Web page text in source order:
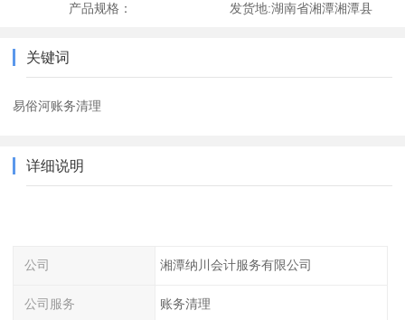
产品规格： 发货地:湖南省湘潭湘潭县
关键词
易俗河账务清理
详细说明
公司 湘潭纳川会计服务有限公司
公司服务 账务清理